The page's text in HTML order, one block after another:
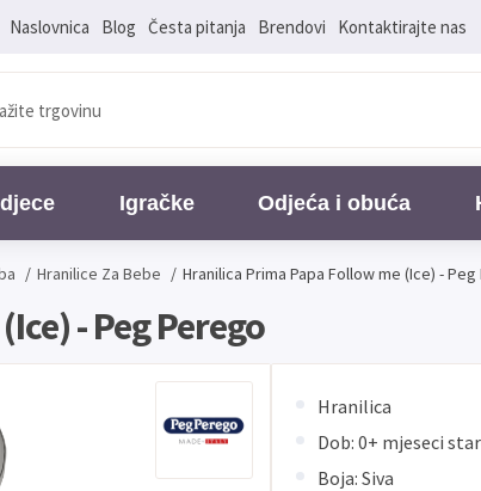
Naslovnica Blog Česta pitanja Brendovi Kontaktirajte nas
Igračke Odjeća i obuća
/ Hranilice Za Bebe / Hranilica Prima Papa Follow me (Ice) -
- Peg Perego
Hranilica
Dob: 0+ mjeseci
Boja: Siva